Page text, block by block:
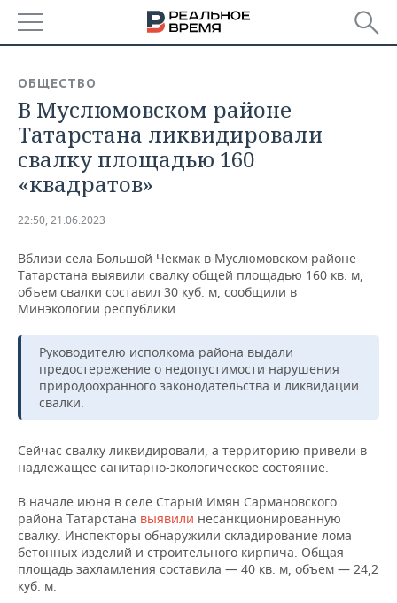
БАШКОРТОСТАН
ТАТАРСТАН
УДМУРТИЯ
НОВОСТИ
АНАЛИТИКА
НОВОСТИ АНАЛИТИКИ
ДЕКЛАРАЦИИ О ДОХОДАХ
КОРОЛИ ГОСЗАКАЗА ПФО
ВУЗЫ ТАТАРСТАНА
КОМУ ПРИНАДЛЕЖАТ
ТОРГОВЫЕ ЦЕНТРЫ
ТАТАРСТАНА
ЭКОНОМИКА
НОВОСТИ ЭКОНОМИКИ
ФИНАНСЫ
БАНКИ
БЮДЖЕТ
ИНВЕСТИЦИИ
ПРОМЫШЛЕННОСТЬ
НОВОСТИ
ПРОМЫШЛЕННОСТИ
МАШИНОСТРОЕНИЕ
НЕФТЕХИМИЯ
НЕФТЬ
ЭНЕРГЕТИКА
НЕДВИЖИМОСТЬ
НОВОСТИ НЕДВИЖИМОСТИ
АВТО
НОВОСТИ АВТО
БИЗНЕС
НОВОСТИ БИЗНЕСА
ТРАНСПОРТ
УСЛУГИ
ТЕХНОЛОГИИ
IT
МЕДИА
ТЕЛЕКОММУНИКАЦИИ
НОВОСТИ МЕРОПРИЯТИЙ
ВЫЕЗДНАЯ РЕДАКЦИЯ
БИЗНЕС-БРАНЧИ
ONLINE-КОНФЕРЕНЦИИ
СПОРТ
НОВОСТИ СПОРТА
ФУТБОЛ
ХОККЕЙ
ОБЩЕСТВО
НОВОСТИ ОБЩЕСТВА
ВЛАСТЬ
ФОТОГАЛЕРЕЯ
СЮЖЕТЫ
ОБЩЕСТВО
В Муслюмовском районе
Татарстана ликвидировали
свалку площадью 160
«квадратов»
22:50, 21.06.2023
Вблизи села Большой Чекмак в Муслюмовском районе
Татарстана выявили свалку общей площадью 160 кв. м,
объем свалки составил 30 куб. м, сообщили в
Минэкологии республики.
Руководителю исполкома района выдали
предостережение о недопустимости нарушения
природоохранного законодательства и ликвидации
свалки.
Сейчас свалку ликвидировали, а территорию привели в
надлежащее санитарно-экологическое состояние.
В начале июня в селе Старый Имян Сармановского
района Татарстана выявили несанкционированную
свалку. Инспекторы обнаружили складирование лома
бетонных изделий и строительного кирпича. Общая
площадь захламления составила — 40 кв. м, объем — 24,2
куб. м.